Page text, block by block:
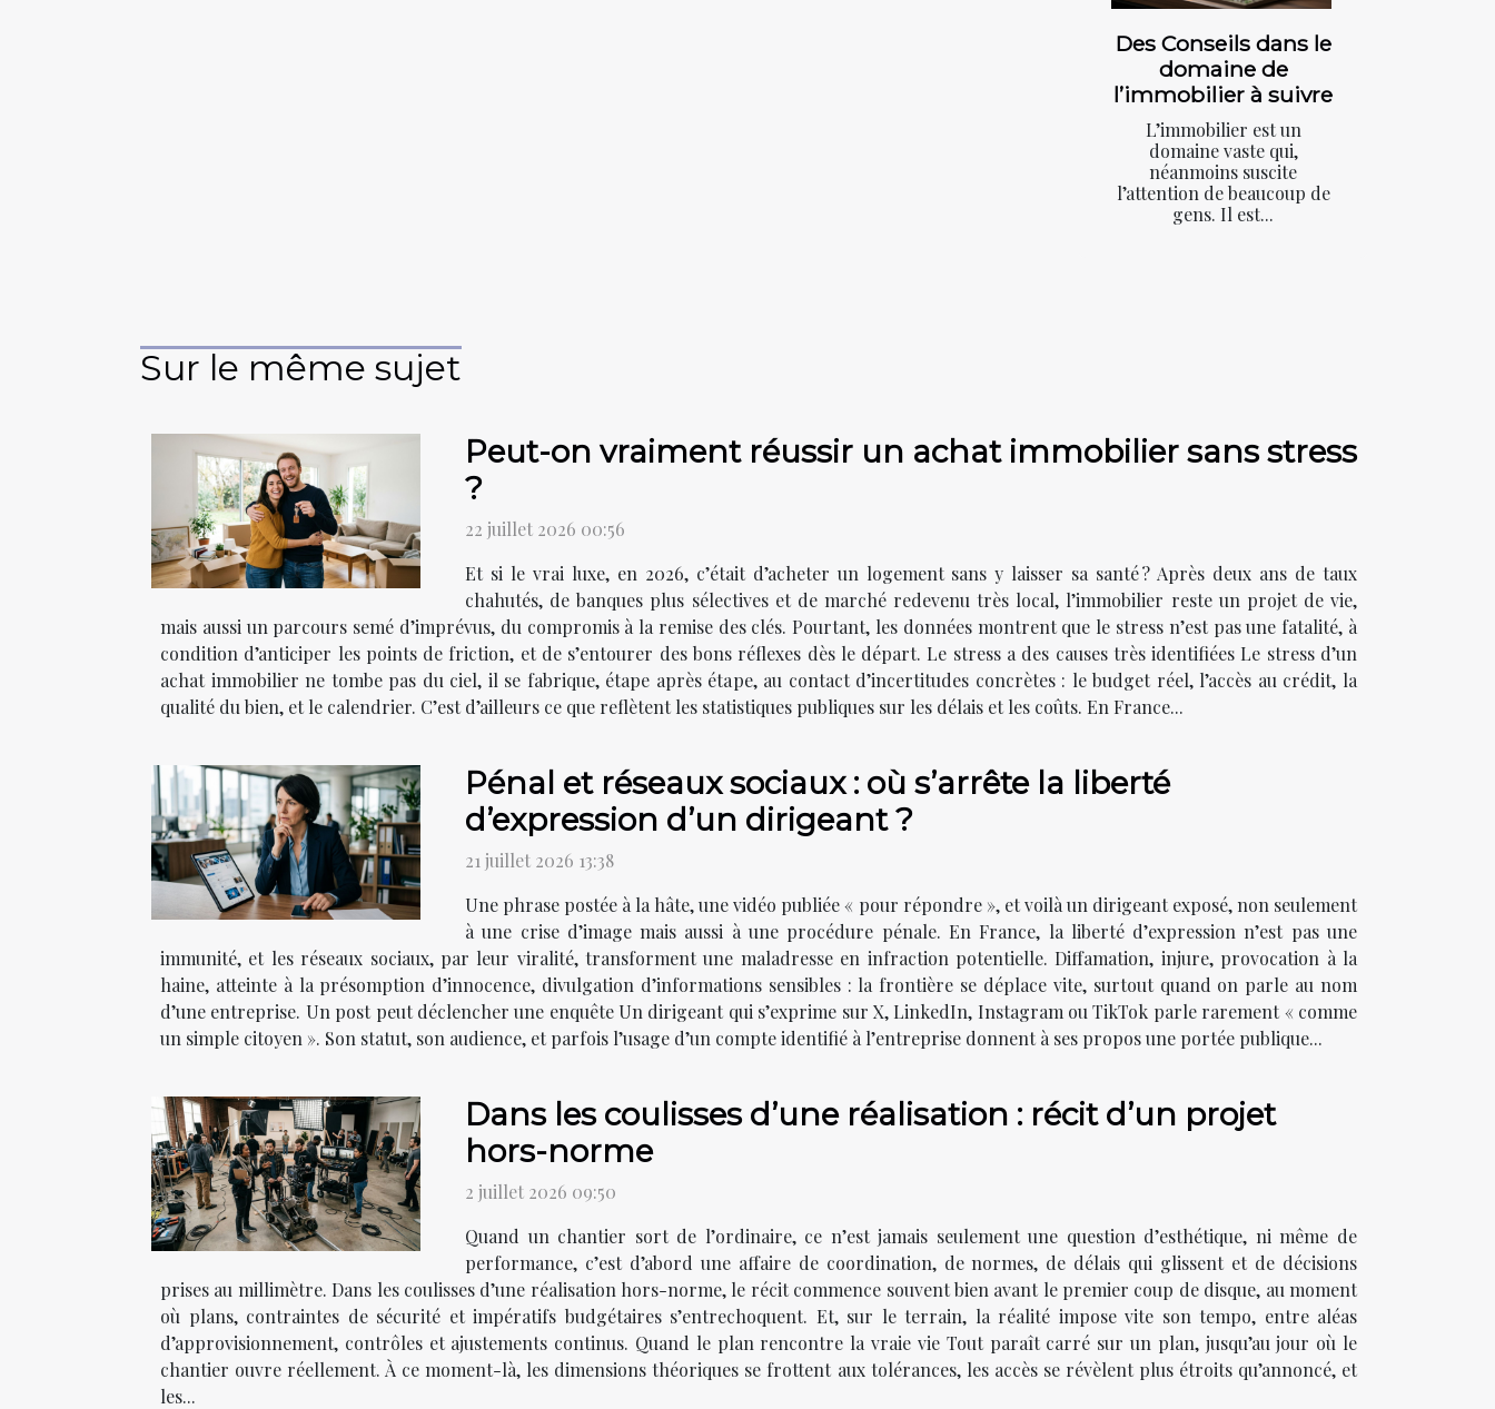
Des Conseils dans le
domaine de
l’immobilier à suivre
L’immobilier est un
domaine vaste qui,
néanmoins suscite
l’attention de beaucoup de
gens. Il est...
Sur le même sujet
Peut-on vraiment réussir un achat immobilier sans stress
?
22 juillet 2026 00:56
Et si le vrai luxe, en 2026, c’était d’acheter un logement sans y laisser sa santé ? Après deux ans de taux
chahutés, de banques plus sélectives et de marché redevenu très local, l’immobilier reste un projet de vie,
mais aussi un parcours semé d’imprévus, du compromis à la remise des clés. Pourtant, les données montrent que le stress n’est pas une fatalité, à
condition d’anticiper les points de friction, et de s’entourer des bons réflexes dès le départ. Le stress a des causes très identifiées Le stress d’un
achat immobilier ne tombe pas du ciel, il se fabrique, étape après étape, au contact d’incertitudes concrètes : le budget réel, l’accès au crédit, la
qualité du bien, et le calendrier. C’est d’ailleurs ce que reflètent les statistiques publiques sur les délais et les coûts. En France...
Pénal et réseaux sociaux : où s’arrête la liberté
d’expression d’un dirigeant ?
21 juillet 2026 13:38
Une phrase postée à la hâte, une vidéo publiée « pour répondre », et voilà un dirigeant exposé, non seulement
à une crise d’image mais aussi à une procédure pénale. En France, la liberté d’expression n’est pas une
immunité, et les réseaux sociaux, par leur viralité, transforment une maladresse en infraction potentielle. Diffamation, injure, provocation à la
haine, atteinte à la présomption d’innocence, divulgation d’informations sensibles : la frontière se déplace vite, surtout quand on parle au nom
d’une entreprise. Un post peut déclencher une enquête Un dirigeant qui s’exprime sur X, LinkedIn, Instagram ou TikTok parle rarement « comme
un simple citoyen ». Son statut, son audience, et parfois l’usage d’un compte identifié à l’entreprise donnent à ses propos une portée publique...
Dans les coulisses d’une réalisation : récit d’un projet
hors-norme
2 juillet 2026 09:50
Quand un chantier sort de l’ordinaire, ce n’est jamais seulement une question d’esthétique, ni même de
performance, c’est d’abord une affaire de coordination, de normes, de délais qui glissent et de décisions
prises au millimètre. Dans les coulisses d’une réalisation hors-norme, le récit commence souvent bien avant le premier coup de disque, au moment
où plans, contraintes de sécurité et impératifs budgétaires s’entrechoquent. Et, sur le terrain, la réalité impose vite son tempo, entre aléas
d’approvisionnement, contrôles et ajustements continus. Quand le plan rencontre la vraie vie Tout paraît carré sur un plan, jusqu’au jour où le
chantier ouvre réellement. À ce moment-là, les dimensions théoriques se frottent aux tolérances, les accès se révèlent plus étroits qu’annoncé, et
les...